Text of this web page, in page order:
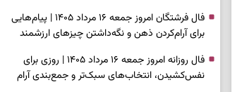
فال فرشتگان امروز جمعه ۱۶ مرداد ۱۴۰۵ | پیام‌هایی
برای آرام‌کردن ذهن و نگه‌داشتن چیزهای ارزشمند
فال روزانه امروز جمعه ۱۶ مرداد ۱۴۰۵ | روزی برای
نفس‌کشیدن، انتخاب‌های سبک‌تر و جمع‌بندی آرام